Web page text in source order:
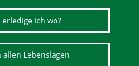
erledige ich wo?
allen Lebenslagen